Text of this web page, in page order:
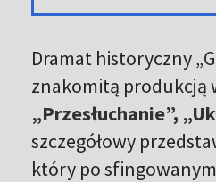
Dramat historyczny
znakomitą produkcją
„Przesłuchanie”,
szczegółowy
który po